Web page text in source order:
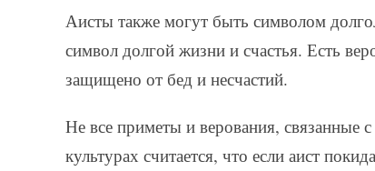
Аисты также могут быть символом
символ долгой жизни и счастья. Есть
защищено от бед и несчастий.
Не все приметы и верования, связанные
культурах считается, что если аист